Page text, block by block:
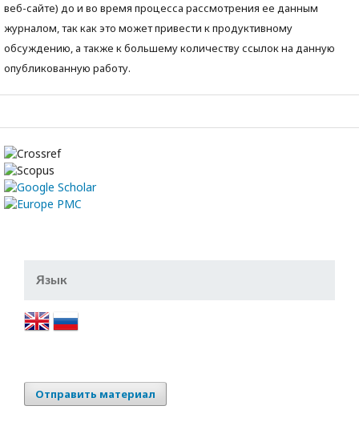
веб-сайте) до и во время процесса рассмотрения ее данным
журналом, так как это может привести к продуктивному
обсуждению, а также к большему количеству ссылок на данную
опубликованную работу.
Язык
Отправить материал